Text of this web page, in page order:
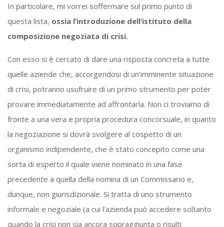
In particolare, mi vorrei soffermare sul primo punto di
questa lista, ossia l’introduzione dell’istituto della
composizione negoziata di crisi.
Con esso si è cercato di dare una risposta concreta a tutte
quelle aziende che, accorgendosi di un’imminente situazione
di crisi, potranno usufruire di un primo strumento per poter
provare immediatamente ad affrontarla. Non ci troviamo di
fronte a una vera e propria procedura concorsuale, in quanto
la negoziazione si dovrà svolgere al cospetto di un
organismo indipendente, che è stato concepito come una
sorta di esperto il quale viene nominato in una fase
precedente a quella della nomina di un Commissario e,
dunque, non giurisdizionale. Si tratta di uno strumento
informale e negoziale (a cui l’azienda può accedere soltanto
quando la crisi non sia ancora sopraggiunta o risulti